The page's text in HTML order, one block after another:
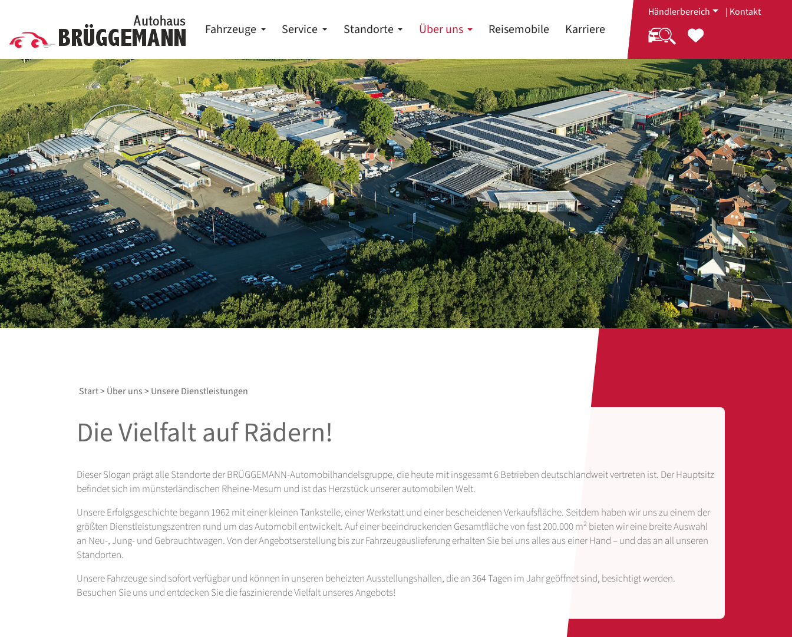
Fahrzeuge Service Standorte Über uns Reisemobile Karriere
Händlerbereich | Kontakt
Start>Über uns> Unsere Dienstleistungen
Die Vielfalt auf Rädern!
Dieser Slogan prägt alle Standorte der BRÜGGEMANN-Automobilhandelsgruppe, die heute mit insgesamt 6 Betrieben deutschlandweit vertreten ist. Der Hauptsitz
befindet sich im münsterländischen Rheine-Mesum und ist das Herzstück unserer automobilen Welt.
Unsere Erfolgsgeschichte begann 1962 mit einer kleinen Tankstelle, einer Werkstatt und einer bescheidenen Verkaufsfläche. Seitdem haben wir uns zu einem der
größten Dienstleistungszentren rund um das Automobil entwickelt. Auf einer beeindruckenden Gesamtfläche von fast 200.000 m² bieten wir eine breite Auswahl
an Neu-, Jung- und Gebrauchtwagen. Von der Angebotserstellung bis zur Fahrzeugauslieferung erhalten Sie bei uns alles aus einer Hand – und das an all unseren
Standorten.
Unsere Fahrzeuge sind sofort verfügbar und können in unseren beheizten Ausstellungshallen, die an 364 Tagen im Jahr geöffnet sind, besichtigt werden.
Besuchen Sie uns und entdecken Sie die faszinierende Vielfalt unseres Angebots!